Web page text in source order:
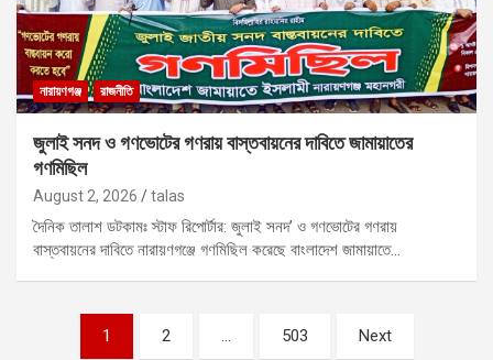
নারায়ণগঞ্জ রাজনীতি
জুলাই সনদ ও গণভোটের গণরায় বাস্তবায়নের দাবিতে জামায়াতের
গণমিছিল
August 2, 2026 talas
দৈনিক তালাশ ডটকামঃ স্টাফ রিপোর্টার: জুলাই সনদ’ ও গণভোটের গণরায়
বাস্তবায়নের দাবিতে নারায়ণগঞ্জে গণমিছিল করেছে বাংলাদেশ জামায়াতে…
1 2 … 503 Next